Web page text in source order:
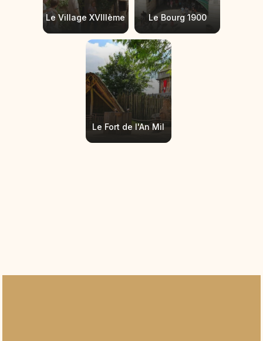
Le Village XVIIIème Le Bourg 1900
Le Fort de l'An Mil